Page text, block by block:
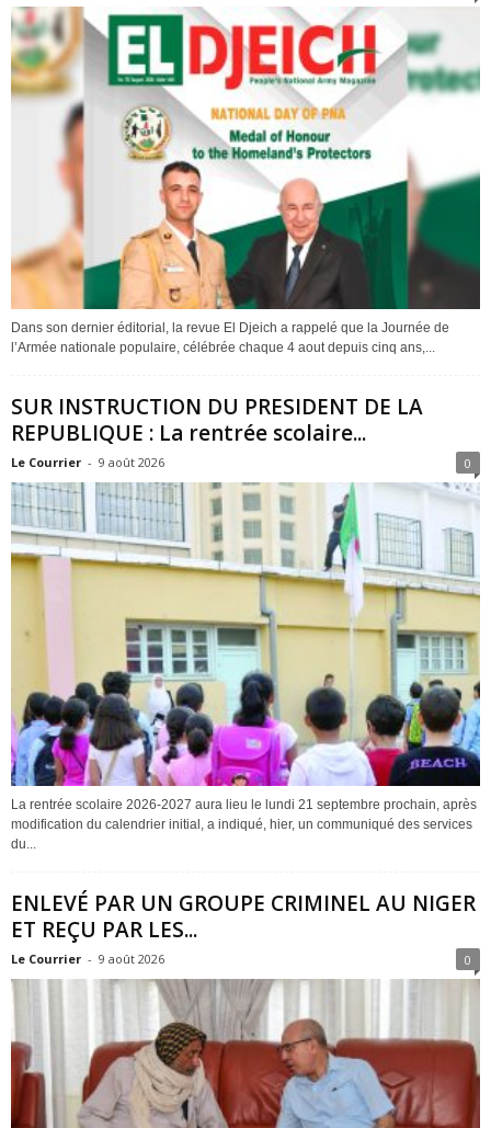
Dans son dernier éditorial, la revue El Djeich a rappelé que la Journée de
l’Armée nationale populaire, célébrée chaque 4 aout depuis cinq ans,...
SUR INSTRUCTION DU PRESIDENT DE LA
REPUBLIQUE : La rentrée scolaire...
Le Courrier - 9 août 2026 0
La rentrée scolaire 2026-2027 aura lieu le lundi 21 septembre prochain, après
modification du calendrier initial, a indiqué, hier, un communiqué des services
du...
ENLEVÉ PAR UN GROUPE CRIMINEL AU NIGER
ET REÇU PAR LES...
Le Courrier - 9 août 2026 0